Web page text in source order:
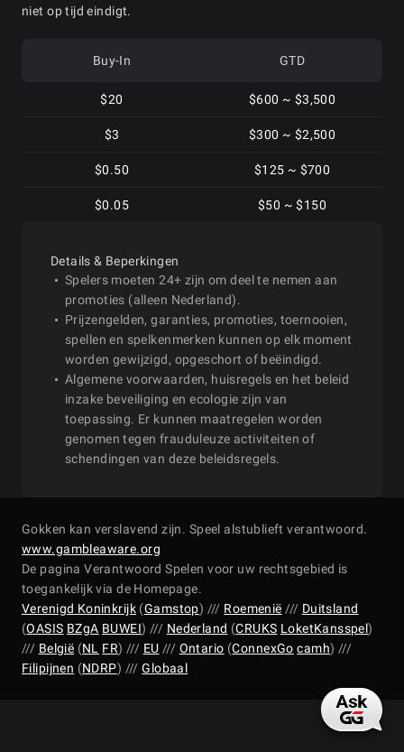
niet op tijd eindigt.
Buy-In GTD
$20 $600 ~ $3,500
$3 $300 ~ $2,500
$0.50 $125 ~ $700
$0.05 $50 ~ $150
Details & Beperkingen
Spelers moeten 24+ zijn om deel te nemen aan
promoties (alleen Nederland).
Prijzengelden, garanties, promoties, toernooien,
spellen en spelkenmerken kunnen op elk moment
worden gewijzigd, opgeschort of beëindigd.
Algemene voorwaarden, huisregels en het beleid
inzake beveiliging en ecologie zijn van
toepassing. Er kunnen maatregelen worden
genomen tegen frauduleuze activiteiten of
schendingen van deze beleidsregels.
Gokken kan verslavend zijn. Speel alstublieft verantwoord.
www.gambleaware.org
De pagina Verantwoord Spelen voor uw rechtsgebied is
toegankelijk via de Homepage.
Verenigd Koninkrijk(Gamstop) /// Roemenië /// Duitsland
(OASIS BZgA BUWEI) /// Nederland (CRUKS LoketKansspel)
/// België (NL FR) /// EU /// Ontario (ConnexGo camh) ///
Filipijnen (NDRP) ///Globaal